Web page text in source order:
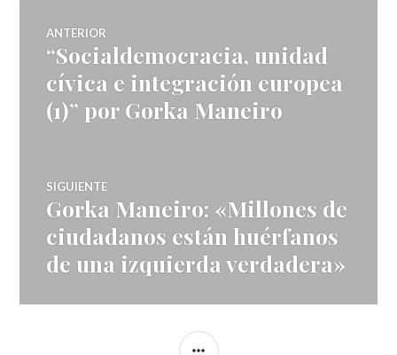
Navegador
de
artículos
ANTERIOR
Entrada
anterior:
“Socialdemocracia, unidad
cívica e integración europea
(1)” por Gorka Maneiro
SIGUIENTE
Entrada
siguiente:
Gorka Maneiro: «Millones de
ciudadanos están huérfanos
de una izquierda verdadera»
BARRA